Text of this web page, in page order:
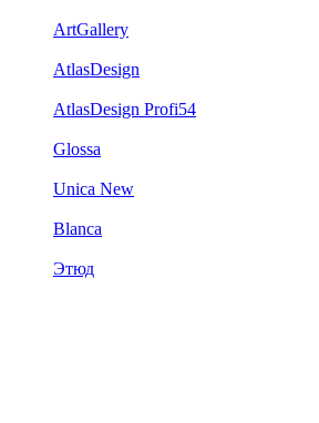
ArtGallery
AtlasDesign
AtlasDesign Profi54
Glossa
Unica New
Blanca
Этюд